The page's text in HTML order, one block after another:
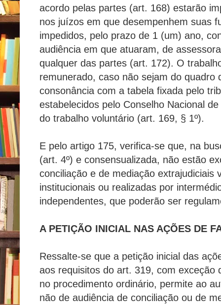
acordo pelas partes (art. 168) estarão
nos juízos em que desempenhem suas
impedidos, pelo prazo de 1 (um) ano,
audiência em que atuaram, de
qualquer das partes (art. 172). O
remunerado, caso não sejam do quadro
consonância com a tabela fixada pelo
estabelecidos pelo Conselho Nacional
do trabalho voluntário (art. 169, § 1º).
E pelo artigo 175, verifica-se que, na
(art. 4º) e consensualizada, não estão
conciliação e de mediação extrajudiciais
institucionais ou realizadas por
independentes, que poderão ser
A PETIÇÃO INICIAL NAS AÇÕES DE
Ressalte-se que a petição inicial das
aos requisitos do art. 319, com exceção
no procedimento ordinário, permite ao
não de audiência de conciliação ou de